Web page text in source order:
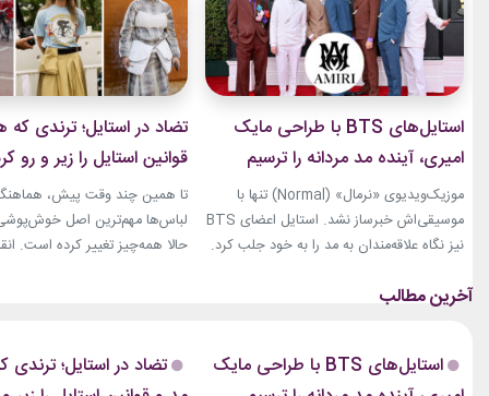
استایل‌های BTS با طراحی مایک
امیری، آینده مد مردانه را ترسیم
کردند
موزیک‌ویدیوی «نرمال» (Normal) تنها با
موسیقی‌اش خبرساز نشد. استایل اعضای BTS
نیز نگاه علاقه‌مندان به مد را به خود جلب کرد.
(Amiri)، متعلق به طراح آمریکاییِ ایرانی‌تبار،
است که در تمام این اوت‌فیت‌ها دیده...
تضاد در استایل؛ ترندی
قوانین استایل را زیر و رو
تا همین چند وقت پیش،
لباس‌ها مهم‌ترین اصل خوش‌پوشی
حالا همه‌چیز تغییر کرده است.
این رویکرد، قرار نیست فقط
استایل‌های BTS با طراحی مایک
تضاد در استایل؛ ترندی